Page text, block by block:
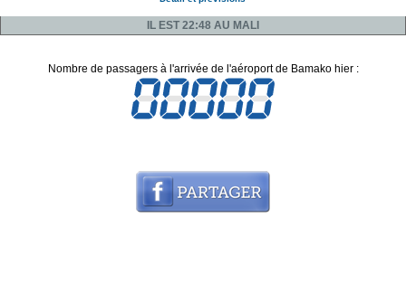
IL EST 22:48 AU MALI
Nombre de passagers à l'arrivée de l'aéroport de Bamako hier :